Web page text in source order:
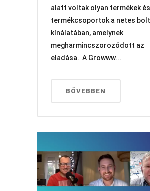
alatt voltak olyan termékek és
termékcsoportok a netes bolt
kínálatában, amelynek
megharmincszorozódott az
eladása. A Growww...
BŐVEBBEN